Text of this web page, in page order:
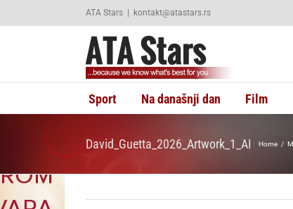
ATA Stars | kontakt@atastars.rs
Sport Na današnji dan Film
David_Guetta_2026_Artwork_1_AI Home